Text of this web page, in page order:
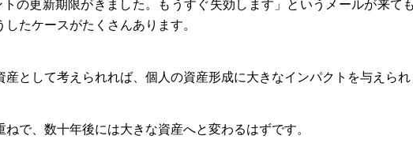
トの更新期限がきました。もうすぐ失効します」というメールが来て
したケースがたくさんあります。
産として考えられれば、個人の資産形成に大きなインパクトを与えられ
ねで、数十年後には大きな資産へと変わるはずです。